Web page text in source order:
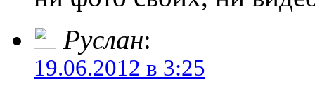
Руслан:
19.06.2012 в 3:25